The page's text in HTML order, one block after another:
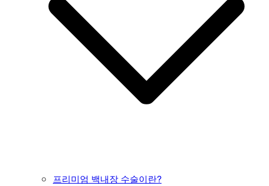
프리미엄 백내장 수술이란?